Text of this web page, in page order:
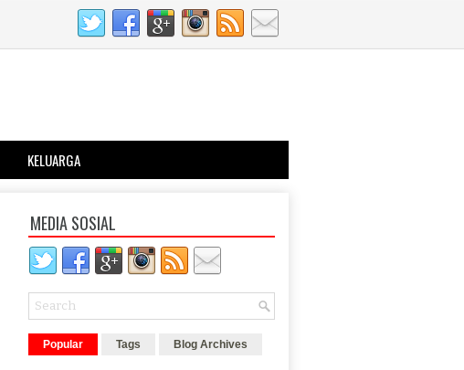
KELUARGA
MEDIA SOSIAL
Popular Tags Blog Archives